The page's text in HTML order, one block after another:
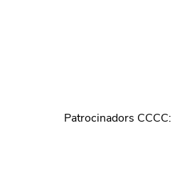
Patrocinadors CCCC: